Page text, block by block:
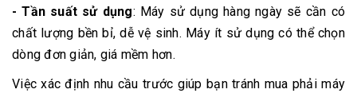
- Tần suất sử dụng: Máy sử dụng hàng ngày sẽ cần có
chất lượng bền bỉ, dễ vệ sinh. Máy ít sử dụng có thể chọn
dòng đơn giản, giá mềm hơn.
Việc xác định nhu cầu trước giúp bạn tránh mua phải máy